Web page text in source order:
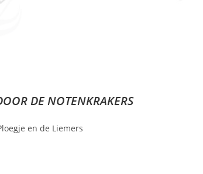
DE NOTENKRAKERS
en de Liemers